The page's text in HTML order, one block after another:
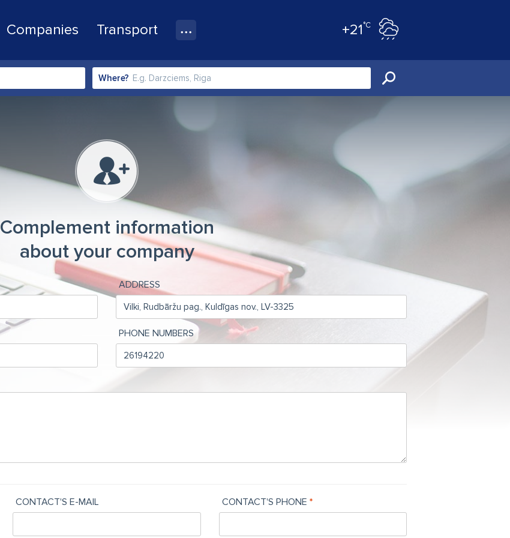
Companies Transport +21°C
Where?
Complement information
about your company
ADDRESS
PHONE NUMBERS
CONTACT'S E-MAIL CONTACT'S PHONE